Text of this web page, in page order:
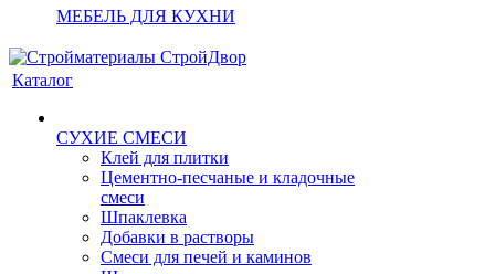
МЕБЕЛЬ ДЛЯ КУХНИ
Каталог
СУХИЕ СМЕСИ
Клей для плитки
Цементно-песчаные и кладочные
смеси
Шпаклевка
Добавки в растворы
Смеси для печей и каминов